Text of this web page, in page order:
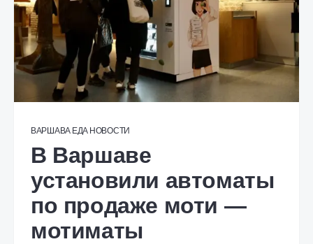
ВАРШАВА ЕДА НОВОСТИ
В Варшаве
установили автоматы
по продаже моти —
мотиматы